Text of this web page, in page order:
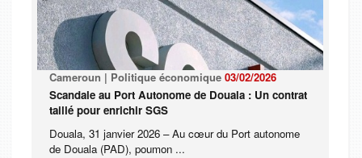
Cameroun | Politique économique 03/02/2026
Scandale au Port Autonome de Douala : Un contrat
taillé pour enrichir SGS
Douala, 31 janvier 2026 – Au cœur du Port autonome
de Douala (PAD), poumon ...